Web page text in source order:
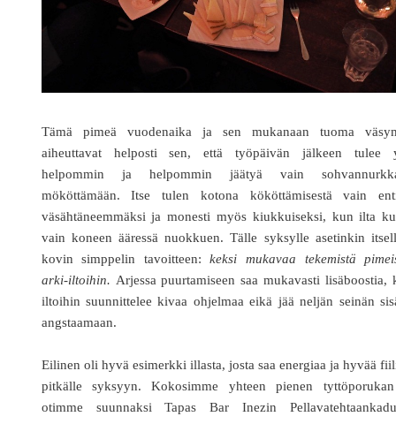
Tämä pimeä vuodenaika ja sen mukanaan tuoma
aiheuttavat helposti sen, että työpäivän jälkeen tulee
helpommin ja helpommin jäätyä vain
mököttämään. Itse tulen kotona kököttämisestä vain
väsähtäneemmäksi ja monesti myös kiukkuiseksi, kun ilta
vain koneen ääressä nuokkuen. Tälle syksylle asetinkin
kovin simppelin tavoitteen:keksi mukavaa tekemistä
arki-iltoihin. Arjessa puurtamiseen saa mukavasti lisäboostia,
iltoihin suunnittelee kivaa ohjelmaa eikä jää neljän seinän
angstaamaan.
Eilinen oli hyvä esimerkki illasta, josta saa energiaa ja hyvää
pitkälle syksyyn. Kokosimme yhteen pienen
otimme suunnaksi Tapas Bar Inezin